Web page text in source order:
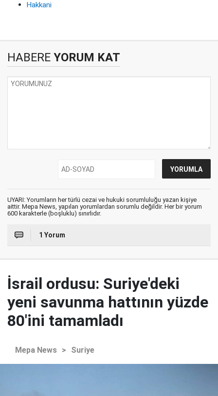
Hakkani
HABERE YORUM KAT
UYARI: Yorumların her türlü cezai ve hukuki sorumluluğu yazan kişiye
aittir. Mepa News, yapılan yorumlardan sorumlu değildir. Her bir yorum
600 karakterle (boşluklu) sınırlıdır.
1 Yorum
İsrail ordusu: Suriye'deki
yeni savunma hattının yüzde
80'ini tamamladı
Mepa News > Suriye